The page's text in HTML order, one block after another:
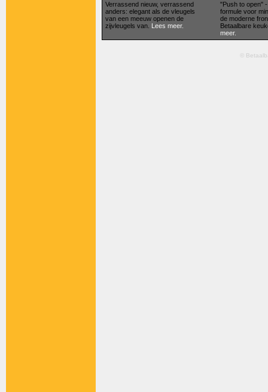
Verrassend nieuw, verrassend
anders: elegant als de vleugels
van een meeuw openen de
zijvleugels van. Lees meer.
"Push to open"
formule voor
de moderne
Betaalbare
meer.
©